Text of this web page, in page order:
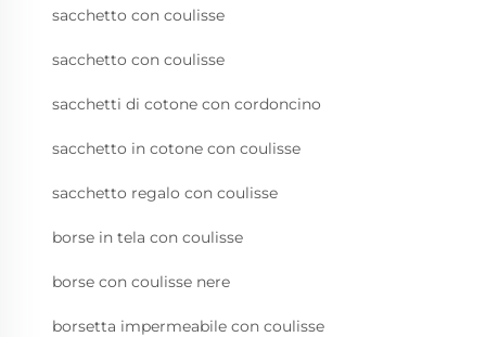
sacchetto con coulisse
sacchetto con coulisse
sacchetti di cotone con cordoncino
sacchetto in cotone con coulisse
sacchetto regalo con coulisse
borse in tela con coulisse
borse con coulisse nere
borsetta impermeabile con coulisse